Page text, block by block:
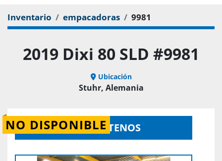
Inventario empacadoras 9981
2019 Dixi 80 SLD #9981
Ubicación
Stuhr, Alemania
NO DISPONIBLE
CONTÁCTENOS